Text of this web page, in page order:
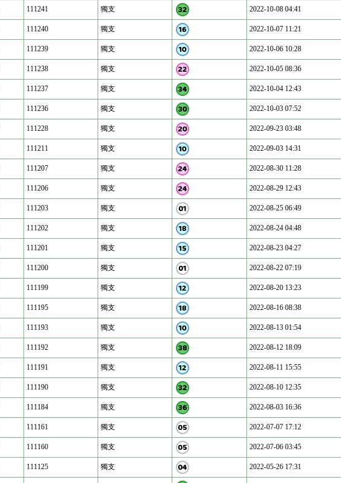
111241 獨支 2022-10-08 04:41
111240 獨支 2022-10-07 11:21
111239 獨支 2022-10-06 10:28
111238 獨支 2022-10-05 08:36
111237 獨支 2022-10-04 12:43
111236 獨支 2022-10-03 07:52
111228 獨支 2022-09-23 03:48
111211 獨支 2022-09-03 14:31
111207 獨支 2022-08-30 11:28
111206 獨支 2022-08-29 12:43
111203 獨支 2022-08-25 06:49
111202 獨支 2022-08-24 04:48
111201 獨支 2022-08-23 04:27
111200 獨支 2022-08-22 07:19
111199 獨支 2022-08-20 13:23
111195 獨支 2022-08-16 08:38
111193 獨支 2022-08-13 01:54
111192 獨支 2022-08-12 18:09
111191 獨支 2022-08-11 15:55
111190 獨支 2022-08-10 12:35
111184 獨支 2022-08-03 16:36
111161 獨支 2022-07-07 17:12
111160 獨支 2022-07-06 03:45
111125 獨支 2022-05-26 17:31